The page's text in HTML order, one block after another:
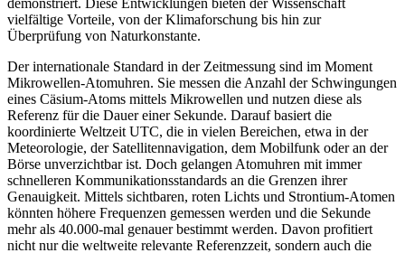
vielfältige Vorteile, von der Klimaforschung bis hin zur
Überprüfung von Naturkonstante.
Der internationale Standard in der Zeitmessung sind im Moment
Mikrowellen-Atomuhren. Sie messen die Anzahl der Schwingungen
eines Cäsium-Atoms mittels Mikrowellen und nutzen diese als
Referenz für die Dauer einer Sekunde. Darauf basiert die
koordinierte Weltzeit UTC, die in vielen Bereichen, etwa in der
Meteorologie, der Satellitennavigation, dem Mobilfunk oder an der
Börse unverzichtbar ist. Doch gelangen Atomuhren mit immer
schnelleren Kommunikationsstandards an die Grenzen ihrer
Genauigkeit. Mittels sichtbaren, roten Lichts und Strontium-Atomen
könnten höhere Frequenzen gemessen werden und die Sekunde
mehr als 40.000-mal genauer bestimmt werden. Davon profitiert
nicht nur die weltweite relevante Referenzzeit, sondern auch die